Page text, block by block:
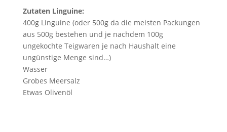
Zutaten Linguine:
400g Linguine (oder 500g da die meisten Packungen
aus 500g bestehen und je nachdem 100g
ungekochte Teigwaren je nach Haushalt eine
ungünstige Menge sind…)
Wasser
Grobes Meersalz
Etwas Olivenöl